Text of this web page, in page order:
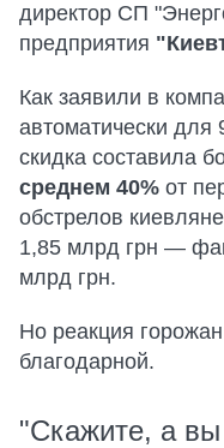
директор СП
предприятия
Как заявили в
автоматически
скидка составила
среднем 40% от
обстрелов
1,85 млрд грн —
млрд грн.
Но реакция
благодарной.
"Скажите, а